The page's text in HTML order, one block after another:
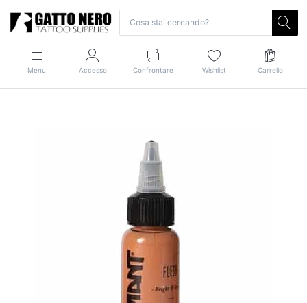
Menu Accesso Confrontare Wishlist Carrello